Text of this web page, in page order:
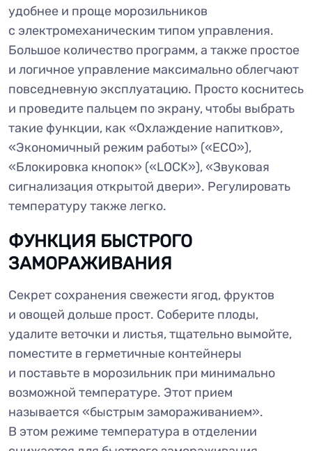
удобнее и проще морозильников
с электромеханическим типом управления.
Большое количество программ, а также простое
и логичное управление максимально облегчают
повседневную эксплуатацию. Просто коснитесь
и проведите пальцем по экрану, чтобы выбрать
такие функции, как «Охлаждение напитков»,
«Экономичный режим работы» («ECO»),
«Блокировка кнопок» («LOCK»), «Звуковая
сигнализация открытой двери». Регулировать
температуру также легко.
ФУНКЦИЯ БЫСТРОГО
ЗАМОРАЖИВАНИЯ
Секрет сохранения свежести ягод, фруктов
и овощей дольше прост. Соберите плоды,
удалите веточки и листья, тщательно вымойте,
поместите в герметичные контейнеры
и поставьте в морозильник при минимально
возможной температуре. Этот прием
называется «быстрым замораживанием».
В этом режиме температура в отделении